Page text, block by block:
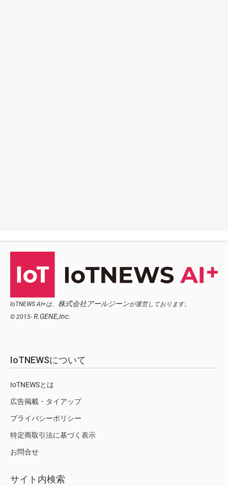
IoTNEWS AI+は、 株式会社アールジーンが運営しております。
© 2015- R.GENE,Inc.
IoTNEWSについて
IoTNEWSとは
広告掲載・タイアップ
プライバシーポリシー
特定商取引法に基づく表示
お問合せ
サイト内検索